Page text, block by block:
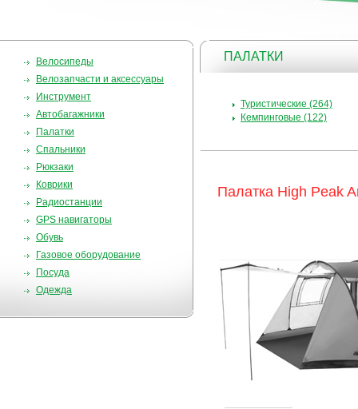
Велосипеды
Велозапчасти и аксессуары
Инструмент
Автобагажники
Палатки
Спальники
Рюкзаки
Коврики
Радиостанции
GPS навигаторы
Обувь
Газовое оборудование
Посуда
Одежда
ПАЛАТКИ
Туристические (264)
Кемпинговые (122)
Палатка High Peak